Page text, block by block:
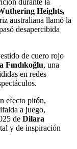
Heights,
australiana llamó la
desapercibida
de cuero rojo
Fındıkoğlu, una
en redes
efecto pitón,
a juego,
de Dilara
y de inspiración